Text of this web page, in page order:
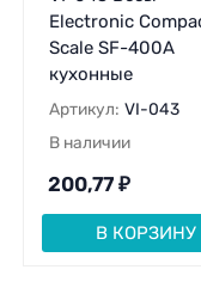
Electronic
Scale SF-400A
кухонные
Артикул: VI-043
В наличии
200,77 ₽
В КОРЗИНУ